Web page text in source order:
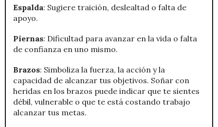
Espalda: Sugiere traición, deslealtad o falta de
apoyo.
Piernas: Dificultad para avanzar en la vida o falta
de confianza en uno mismo.
Brazos: Simboliza la fuerza, la acción y la
capacidad de alcanzar tus objetivos. Soñar con
heridas en los brazos puede indicar que te sientes
débil, vulnerable o que te está costando trabajo
alcanzar tus metas.